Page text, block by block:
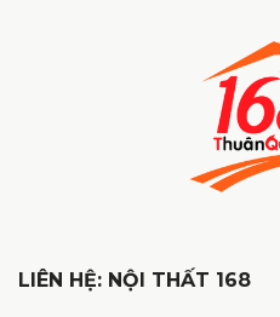
LIÊN HỆ: NỘI THẤT 168